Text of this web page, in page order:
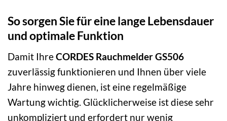
So sorgen Sie für eine lange Lebensdauer
und optimale Funktion
Damit IhreCORDES Rauchmelder GS506
zuverlässig funktionieren und Ihnen über viele
Jahre hinweg dienen, ist eine regelmäßige
Wartung wichtig. Glücklicherweise ist diese sehr
unkompliziert und erfordert nur wenig